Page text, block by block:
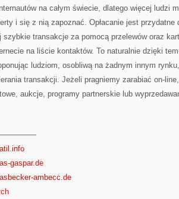
na całym świecie, dlatego więcej ludzi
i się z nią zapoznać. Opłacanie jest przydatne
szybkie transakcje za pomocą przelewów oraz
na liście kontaktów. To naturalnie dzięki
ludziom, osobliwą na żadnym innym
transakcji. Jeżeli pragniemy zarabiać on-
aukcje, programy partnerskie lub
gaspar.de
ambecc.de